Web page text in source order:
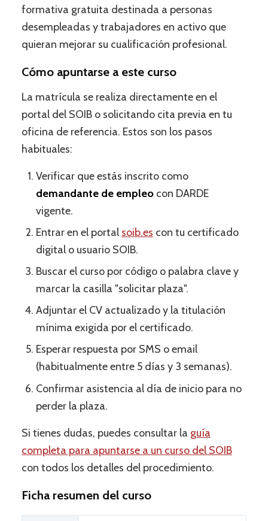
formativa gratuita destinada a personas
desempleadas y trabajadores en activo que
quieran mejorar su cualificación profesional.
Cómo apuntarse a este curso
La matrícula se realiza directamente en el
portal del SOIB o solicitando cita previa en tu
oficina de referencia. Estos son los pasos
habituales:
Verificar que estás inscrito como
demandante de empleocon DARDE
vigente.
Entrar en el portal soib.es con tu certificado
digital o usuario SOIB.
Buscar el curso por código o palabra clave y
marcar la casilla "solicitar plaza".
Adjuntar el CV actualizado y la titulación
mínima exigida por el certificado.
Esperar respuesta por SMS o email
(habitualmente entre 5 días y 3 semanas).
Confirmar asistencia al día de inicio para no
perder la plaza.
Si tienes dudas, puedes consultar la guía
completa para apuntarse a un curso del SOIB
con todos los detalles del procedimiento.
Ficha resumen del curso